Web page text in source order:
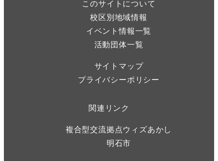
このサイトについて
校区別地域情報
イベント情報一覧
活動団体一覧
サイトマップ
プライバシーポリシー
関連リンク
複合型交流拠点ウィズあかし
明石市